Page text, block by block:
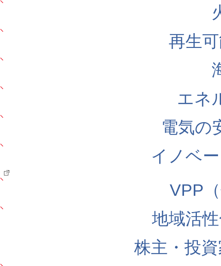
再生
エネ
電気の
イノベ
VPP
地域活
株主・投